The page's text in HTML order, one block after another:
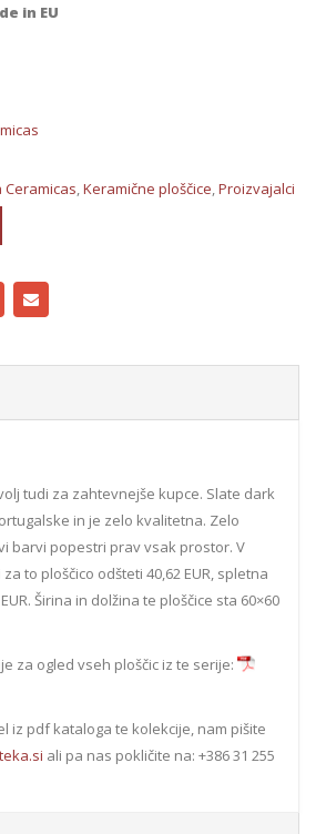
in EU
Ceramicas Keramične ploščice Proizvajalci
tudi za zahtevnejše kupce. Slate dark
in je zelo kvalitetna. Zelo
barvi popestri prav vsak prostor. V
to ploščico odšteti 40,62 EUR, spletna
Širina in dolžina te ploščice sta 60×60
za ogled vseh ploščic iz te serije:
iz pdf kataloga te kolekcije, nam pišite
ali pa nas pokličite na: +386 31 255